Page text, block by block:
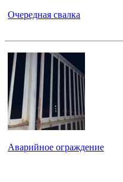
Очередная свалка
Аварийное ограждение